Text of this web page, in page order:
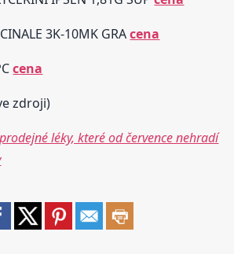
3K-10MK GRAcena
cena
zdroji)
léky, které od července nehradí